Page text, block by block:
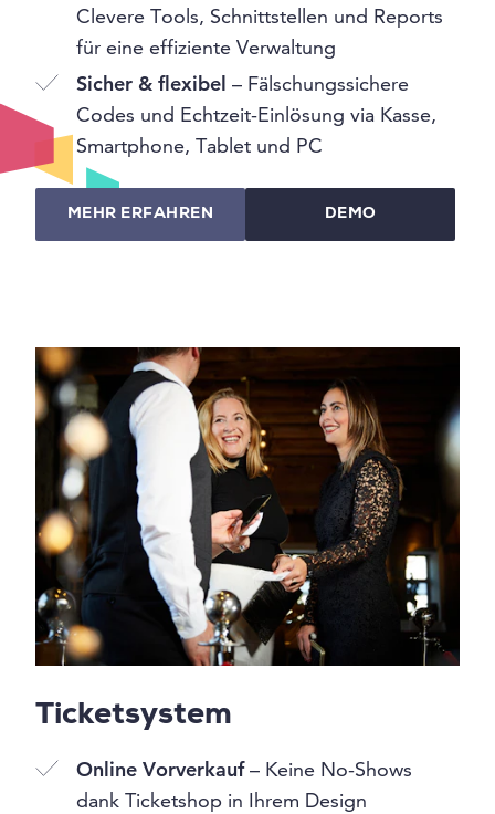
Clevere Tools, Schnittstellen und Reports
für eine effiziente Verwaltung
Sicher & flexibel – Fälschungssichere
Codes und Echtzeit-Einlösung via Kasse,
Smartphone, Tablet und PC
MEHR ERFAHREN DEMO
Ticketsystem
Online Vorverkauf– Keine No-Shows
dank Ticketshop in Ihrem Design